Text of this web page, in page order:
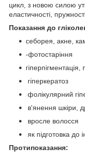
цикл, з новою силою
еластичності,
Показання до
себорея, акне,
-фотостаріння
гіперкератоз
фолікулярний
в'янення шкіри,
вросле волосся
як підготовка
Протипоказання: